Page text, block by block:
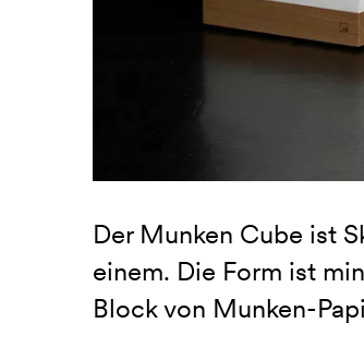
Der Munken Cube ist
einem. Die Form ist
Block von Munken-